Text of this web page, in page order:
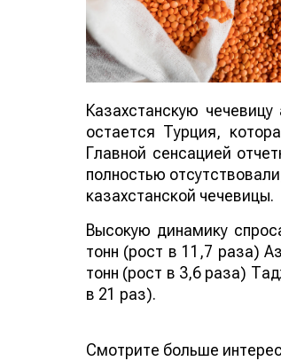
Казахстанскую
остается Турция,
Главной сенсацией
полностью
казахстанской чечевицы.
Высокую динамику
тонн (рост в 11,7 раза)
тонн (рост в 3,6 раза)
в 21 раз).
Смотрите больше